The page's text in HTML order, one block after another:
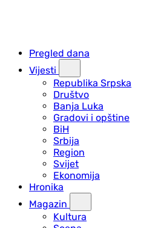
Pregled dana
Vijesti
Republika Srpska
Društvo
Banja Luka
Gradovi i opštine
BiH
Srbija
Region
Svijet
Ekonomija
Hronika
Magazin
Kultura